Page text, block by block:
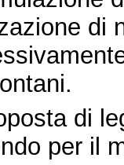
di
di
per il